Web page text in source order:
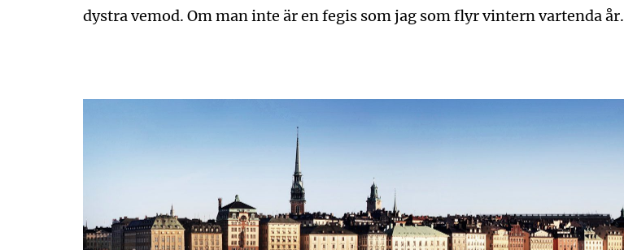
dystra vemod. Om man inte är en fegis som jag som flyr vintern vartenda år.